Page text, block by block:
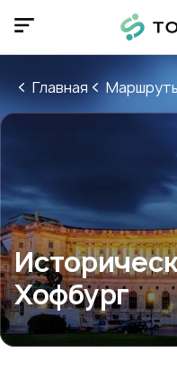
Главная
Хофбург